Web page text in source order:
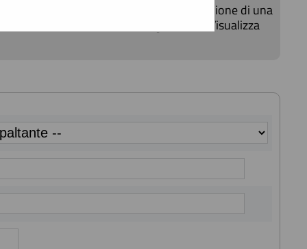
avvio consultazione preliminari all'indizione di una
selezionando il collegamento "Visualizza